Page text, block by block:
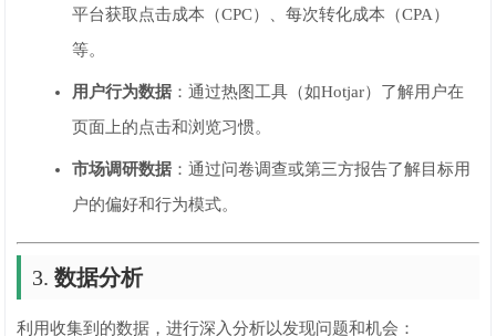
平台获取点击成本（CPC）、每次转化成本（CPA）
等。
用户行为数据 ：通过热图工具（如Hotjar）了解用户在
页面上的点击和浏览习惯。
市场调研数据 ：通过问卷调查或第三方报告了解目标用
户的偏好和行为模式。
3.数据分析
利用收集到的数据，进行深入分析以发现问题和机会：